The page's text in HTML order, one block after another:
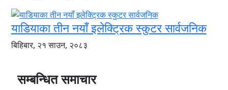
याडियाका तीन नयाँ इलेक्ट्रिक स्कुटर सार्वजनिक
बिहिबार, २१ साउन, २०८३
सम्बन्धित समाचार